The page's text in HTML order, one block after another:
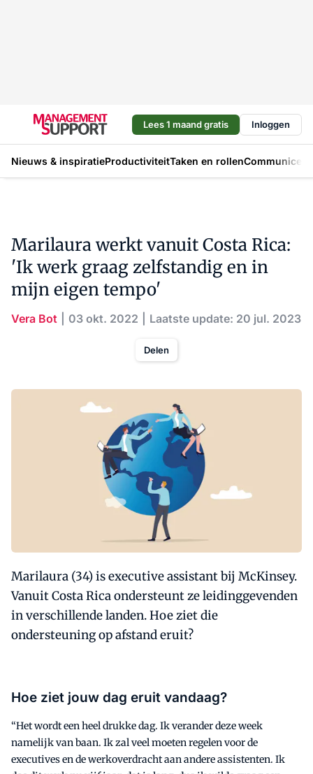
Lees 1 maand gratis Inloggen
Nieuws & inspiratieProductiviteitTaken en rollen
Marilaura werkt vanuit Costa Rica:
'Ik werk graag zelfstandig en in
mijn eigen tempo'
Vera Bot 03 okt. 2022 Laatste update: 20 jul. 2023
Delen
Marilaura (34) is executive assistant bij McKinsey.
Vanuit Costa Rica ondersteunt ze leidinggevenden
in verschillende landen. Hoe ziet die
ondersteuning op afstand eruit?
Hoe ziet jouw dag eruit vandaag?
“Het wordt een heel drukke dag. Ik verander deze week
namelijk van baan. Ik zal veel moeten regelen voor de
executives en de werkoverdracht aan andere assistenten. Ik